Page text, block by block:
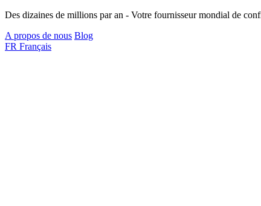
Des dizaines de millions par an - Votre fournisseur mondial de
A propos de nous Blog
FR Français